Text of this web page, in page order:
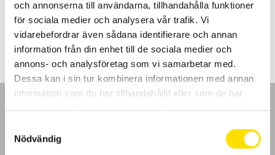
och annonserna till användarna, tillhandahålla funktioner
för sociala medier och analysera vår trafik. Vi
vidarebefordrar även sådana identifierare och annan
information från din enhet till de sociala medier och
annons- och analysföretag som vi samarbetar med.
Dessa kan i sin tur kombinera informationen med annan
information som du har tillhandahållit eller som de har
Nödvändig
2,200.00 kr –3,890.00krPrisintervall:
2,200.00 kr
till
3,890.00 kr
LÄS MER